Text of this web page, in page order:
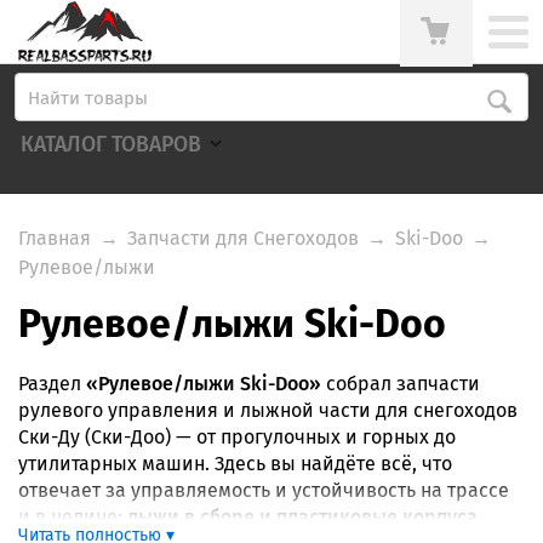
КАТАЛОГ ТОВАРОВ
Главная → Запчасти для Снегоходов → Ski-Doo →
Рулевое/лыжи
Рулевое/лыжи Ski-Doo
Раздел «Рулевое/лыжи Ski-Doo» собрал запчасти
рулевого управления и лыжной части для снегоходов
Ски-Ду (Ски-Доо) — от прогулочных и горных до
утилитарных машин. Здесь вы найдёте всё, что
отвечает за управляемость и устойчивость на трассе
и в целине: лыжи в сборе и пластиковые корпуса
Читать полностью ▾